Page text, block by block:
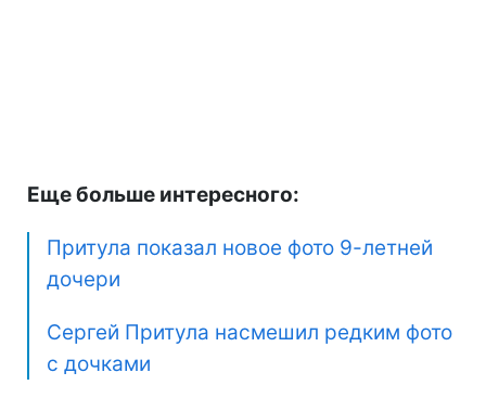
Еще больше интересного:
Притула показал новое фото 9-летней
дочери
Сергей Притула насмешил редким фото
с дочками